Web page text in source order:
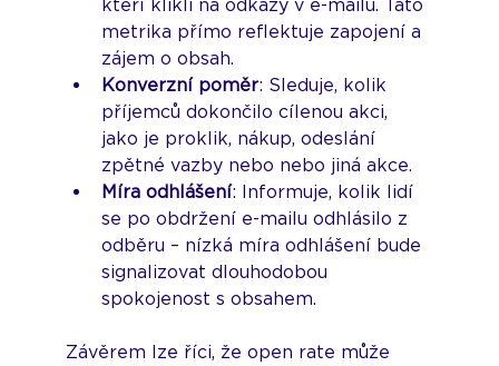
kteří klikli na odkazy v e-mailu. Tato
metrika přímo reflektuje zapojení a
zájem o obsah.
Konverzní poměr: Sleduje, kolik
příjemců dokončilo cílenou akci,
jako je proklik, nákup, odeslání
zpětné vazby nebo nebo jiná akce.
Míra odhlášení: Informuje, kolik lidí
se po obdržení e-mailu odhlásilo z
odběru – nízká míra odhlášení bude
signalizovat dlouhodobou
spokojenost s obsahem.
Závěrem lze říci, že open rate může